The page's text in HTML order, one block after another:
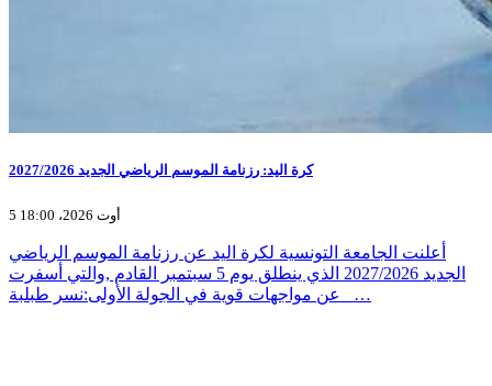
كرة اليد: رزنامة الموسم الرياضي الجديد 2027/2026
5 أوت 2026، 18:00
أعلنت الجامعة التونسية لكرة اليد عن رزنامة الموسم الرياضي
الجديد 2027/2026 الذي ينطلق يوم 5 سبتمبر القادم ,والتي أسفرت
عن مواجهات قوية في الجولة الأولى:نسر طبلبة _…